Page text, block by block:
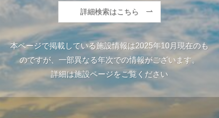
詳細検索はこちら
本ページで掲載している施設情報は2025年10月現在のも
のですが、一部異なる年次での情報がございます。
詳細は施設ページをご覧ください